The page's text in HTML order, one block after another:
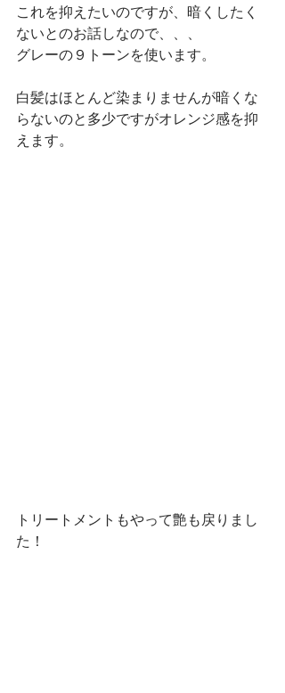
これを抑えたいのですが、暗くしたく
ないとのお話しなので、、、
グレーの９トーンを使います。
白髪はほとんど染まりませんが暗くな
らないのと多少ですがオレンジ感を抑
えます。
トリートメントもやって艶も戻りまし
た！